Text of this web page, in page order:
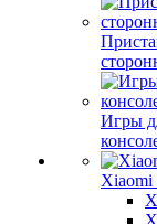
Игры